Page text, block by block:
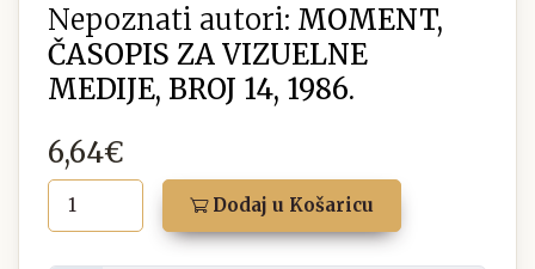
Nepoznati autori: MOMENT,
ČASOPIS ZA VIZUELNE
MEDIJE, BROJ 14, 1986.
6,64€
Dodaj u Košaricu